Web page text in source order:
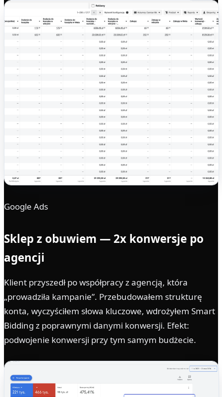
Google Ads
Sklep z obuwiem — 2x konwersje po
agencji
Klient przyszedł po współpracy z agencją, która
„prowadziła kampanie”. Przebudowałem strukturę
konta, wyczyściłem słowa kluczowe, wdrożyłem Smart
Bidding z poprawnymi danymi konwersji. Efekt:
podwojenie konwersji przy tym samym budżecie.